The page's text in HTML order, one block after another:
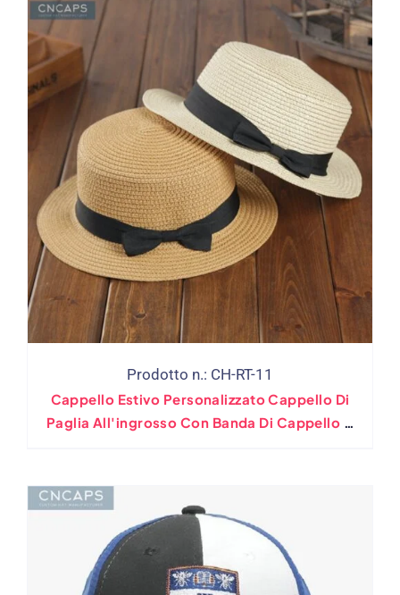
Prodotto n.: CH-RT-11
Cappello Estivo Personalizzato Cappello Di
Paglia All'ingrosso Con Banda Di Cappello A